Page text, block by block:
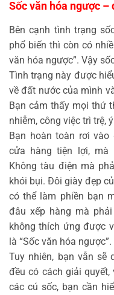
Sốc văn hóa ngược
Bên cạnh tình trạng
phổ biến thì còn có
văn hóa ngược”. Vậy
Tình trạng này được
về đất nước của mình
Bạn cảm thấy mọi thứ
nhiễm, công việc trì trệ,
Bạn hoàn toàn rơi
cửa hàng tiện lợi, mà
Không tàu điện mà
khói bụi. Đôi giày đẹp
có thể làm phiền bạn
đâu xếp hàng mà
không thích ứng được
là “Sốc văn hóa ngược”.
Tuy nhiên, bạn vẫn sẽ
đều có cách giải
các cú sốc, bạn cần